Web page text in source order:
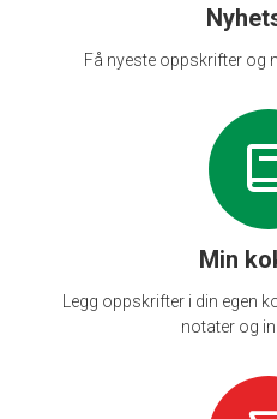
Få nyeste oppskrifter og
Min
Legg oppskrifter i din egen
notater og